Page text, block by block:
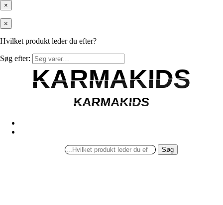
×
×
Hvilket produkt leder du efter?
Søg efter:
KARMAKIDS
KARMAKIDS
KARMAKIDS
KARMAKIDS
Søg